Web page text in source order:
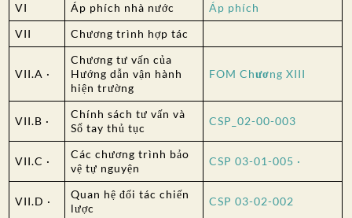
VI Áp phích nhà nước
Áp phích
VII
Chương trình hợp tác
VII.A ·
Chương tư vấn của
Hướng dẫn vận hành
hiện trường
FOM Chương XIII
VII.B ·
Chính sách tư vấn và
Sổ tay thủ tục
CSP_02-00-003
VII.C ·
Các chương trình bảo
vệ tự nguyện
CSP 03-01-005 ·
VII.D ·
Quan hệ đối tác chiến
lược
CSP 03-02-002